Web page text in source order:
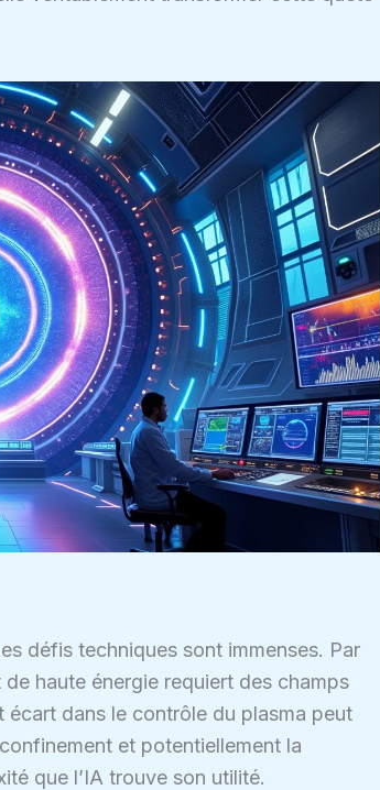
défis techniques sont immenses. Par
haute énergie requiert des champs
écart dans le contrôle du plasma peut
et potentiellement la
que l’IA trouve son utilité.